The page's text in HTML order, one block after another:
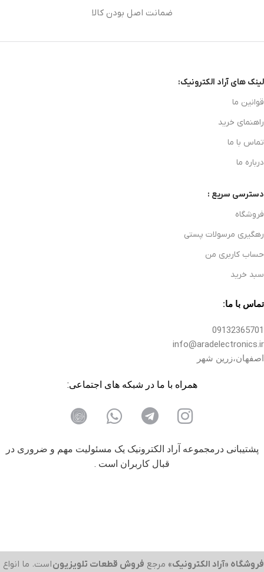
ضمانت اصل بودن کالا
لینک های آراد الکترونیک:
قوانین ما
راهنمای خرید
تماس با ما
درباره ما
دسترسی سریع :
فروشگاه
رهگیری مرسولات پستی
حساب کاربری من
سبد خرید
تماس با ما:
09132365701
info@aradelectronics.ir
اصفهان،زرین شهر
همراه با ما در شبکه های اجتماعی:
پشتیبانی درمجموعه آراد الکترونیک یک مسئولیت مهم و ضروری در
قبال کاربران است .
فروشگاه «آراد الکترونیک» مرجع فروش قطعات تلویزیوناست. ما انواع